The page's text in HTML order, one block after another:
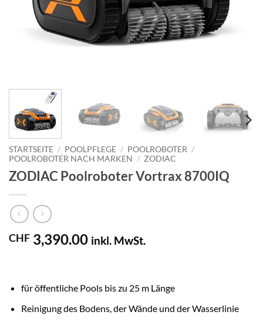
STARTSEITE / POOLPFLEGE / POOLROBOTER /
POOLROBOTER NACH MARKEN / ZODIAC
ZODIAC Poolroboter Vortrax 8700IQ
CHF 3,390.00 inkl. MwSt.
für öffentliche Pools bis zu 25 m Länge
Reinigung des Bodens, der Wände und der Wasserlinie